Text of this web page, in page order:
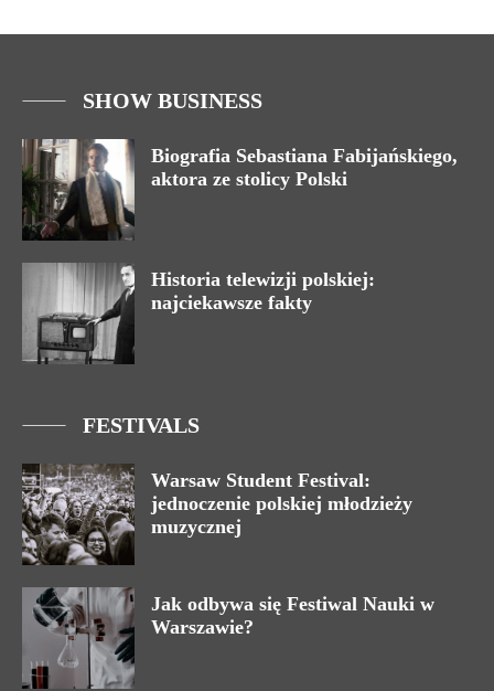
SHOW BUSINESS
Biografia Sebastiana Fabijańskiego,
aktora ze stolicy Polski
Historia telewizji polskiej:
najciekawsze fakty
FESTIVALS
Warsaw Student Festival:
jednoczenie polskiej młodzieży
muzycznej
Jak odbywa się Festiwal Nauki w
Warszawie?